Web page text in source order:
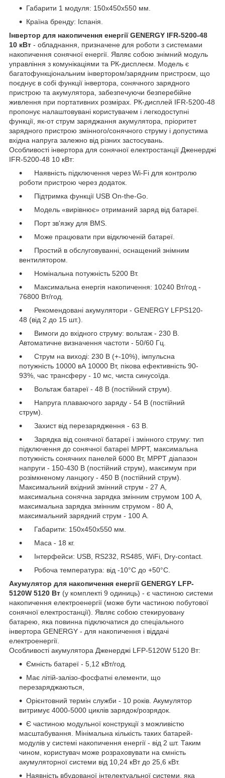
Габарити 1 модуля: 150х450х550 мм.
Країна бренду: Іспанія.
Інвертор для накопичення енергії GENERGY IFR-5200-48
10 кВт - обладнання, призначене для роботи з системами
накопичення сонячної енергії. Являє собою знімний модуль
управління з комунікаціями та РК-дисплеєм. Модель є
багатофункціональним інвертором/зарядним пристроєм, що
поєднує в собі функції інвертора, сонячного зарядного
пристрою та акумулятора, забезпечуючи безперебійне
живлення при портативних розмірах. РК-дисплей IFR-5200-48
пропонує налаштовувані користувачем і легкодоступні
функції, як-от струм заряджання акумулятора, пріоритет
зарядного пристрою змінного/сонячного струму і допустима
вхідна напруга залежно від різних застосувань.
Особливості інвертора для сонячної електростанції Дженерджі
IFR-5200-48 10 кВт:
Наявність підключення через Wi-Fi для контролю
роботи пристрою через додаток.
Підтримка функції USB On-the-Go.
Модель «вирівнює» отриманий заряд від батареї.
Порт зв'язку для BMS.
Може працювати при відключеній батареї.
Простий в обслуговуванні, оснащений знімним
вентилятором.
Номінальна потужність 5200 Вт.
Максимальна енергія накопичення: 10240 Вт/год -
76800 Вт/год.
Рекомендовані акумулятори - GENERGY LFPS120-
48 (від 2 до 15 шт.).
Вимоги до вхідного струму: вольтаж - 230 В.
Автоматичне визначення частоти - 50/60 Гц.
Струм на виході: 230 В (+-10%), імпульсна
потужність 10000 вА 10000 Вт, пікова ефективність 90-
93%, час трансферу - 10 мс, чиста синусоїда.
Вольтаж батареї - 48 В (постійний струм).
Напруга плаваючого заряду - 54 В (постійний
струм).
Захист від перезарядження - 63 В.
Зарядка від сонячної батареї і змінного струму: тип
підключення до сонячної батареї MPPT, максимальна
потужність сонячних панелей 6000 Вт, MPPT діапазон
напруги - 150-430 В (постійний струм), максимум при
розімкненому ланцюгу - 450 В (постійний струм).
Максимальний вхідний змінний струм - 27 А,
максимальна сонячна зарядка змінним струмом 100 А,
максимальна зарядка змінним струмом - 80 А,
максимальний зарядний струм - 100 А.
Габарити: 150х450х550 мм.
Маса - 18 кг.
Інтерфейси: USB, RS232, RS485, WiFi, Dry-contact.
Робоча температура: від -10°С до +50°С.
Акумулятор для накопичення енергії GENERGY LFP-
5120W 5120 Вт (у комплекті 9 одиниць) - є частиною системи
накопичення електроенергії (може бути частиною побутової
сонячної електростанції). Являє собою стекируовану
батарею, яка повинна підключатися до спеціального
інвертора GENERGY - для накопичення і віддачі
електроенергії.
Особливості акумулятора Дженерджі LFP-5120W 5120 Вт:
Ємність батареї - 5,12 кВт/год.
Має літій-залізо-фосфатні елементи, що
перезаряджаються,
Орієнтовний термін служби - 10 років. Акумулятор
витримує 4000-5000 циклів зарядок/розрядок.
Є частиною модульної конструкції з можливістю
масштабування. Мінімальна кількість таких батарей-
модулів у системі накопичення енергії - від 2 шт. Таким
чином, користувач може розраховувати на ємність
акумуляторної системи від 10,24 кВт до 25,6 кВт.
Наявність вбудованої інтелектуальної системи, яка